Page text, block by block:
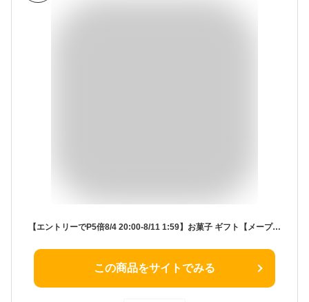
【エントリーでP5倍8/4 20:00-8/11 1:59】お菓子 ギフト【メープルバタークッキー32枚入】 個包装 スイーツ ギフト クッキー プレゼント 焼き菓子 洋菓子 内祝い お祝い 出産祝い 結婚内祝い お礼 可愛い おしゃれ 退職 ザ・メープルマニア 夏ギフト 暑中見舞い
この商品をサイトでみる